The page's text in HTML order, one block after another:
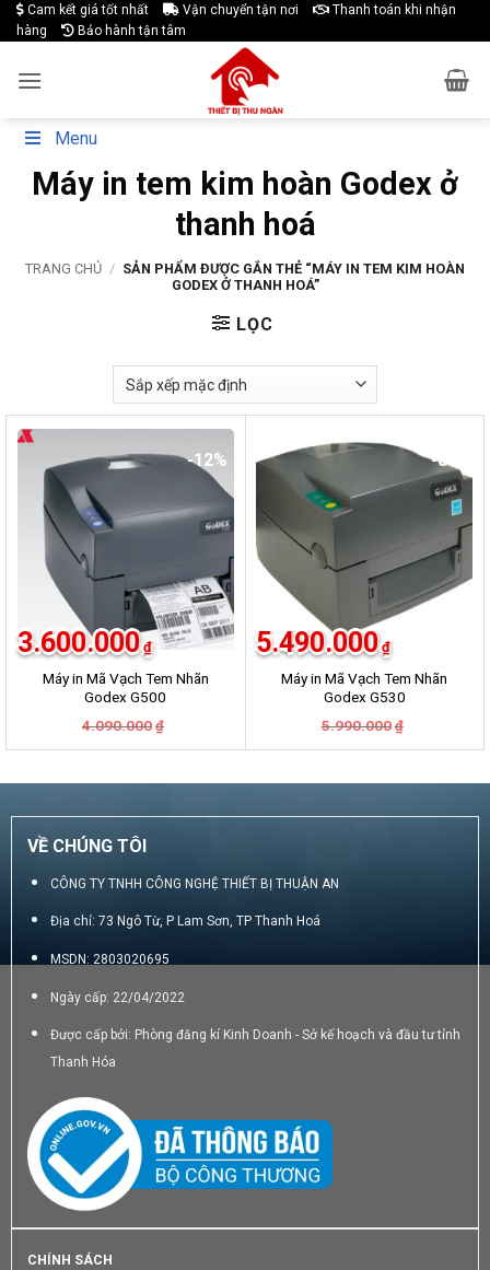
Skip
to
Cam kết giá tốt nhất Vận chuyển tận nơi
Thanh toán khi nhận
hàng
Bảo hành tận tâm
Menu
Máy in tem kim hoàn Godex ở
thanh hoá
TRANG CHỦ / SẢN PHẨM ĐƯỢC GẮN THẺ “MÁY IN TEM KIM HOÀN
GODEX Ở THANH HOÁ”
LỌC
-12%
Máy in Mã Vạch Tem Nhãn
Godex G500
4.090.000 ₫
là:
3.600.000 ₫
tại
3.600.000₫.
-8%
Máy in Mã Vạch Tem Nhãn
Godex G530
5.990.000 ₫
là:
5.490.000 ₫
tại
5.490.000₫.
VỀ CHÚNG TÔI
CÔNG TY TNHH CÔNG NGHỆ THIẾT BỊ THUẬN AN
Địa chỉ: 73 Ngô Từ, P Lam Sơn, TP Thanh Hoá
MSDN: 2803020695
Ngày cấp: 22/04/2022
Được cấp bởi: Phòng đăng kí Kinh Doanh - Sở kế hoạch và đầu tư tỉnh
Thanh Hóa
CHÍNH SÁCH